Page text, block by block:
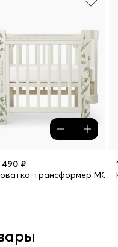
(snowy)
490 ₽
трансформер